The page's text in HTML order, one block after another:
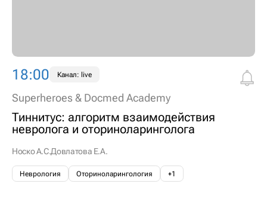
18:00 Канал: live
Superheroes & Docmed Academy
Тиннитус: алгоритм взаимодействия
невролога и оториноларинголога
Носко А.С.Довлатова Е.А.
Неврология Оториноларингология +1